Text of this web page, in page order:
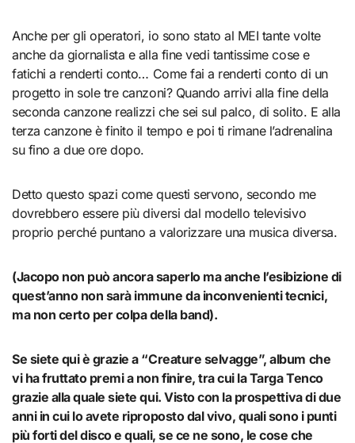
Anche per gli operatori, io sono stato al MEI tante volte
anche da giornalista e alla fine vedi tantissime cose e
fatichi a renderti conto… Come fai a renderti conto di un
progetto in sole tre canzoni? Quando arrivi alla fine della
seconda canzone realizzi che sei sul palco, di solito. E alla
terza canzone è finito il tempo e poi ti rimane l’adrenalina
su fino a due ore dopo.
Detto questo spazi come questi servono, secondo me
dovrebbero essere più diversi dal modello televisivo
proprio perché puntano a valorizzare una musica diversa.
(Jacopo non può ancora saperlo ma anche l’esibizione di
quest’anno non sarà immune da inconvenienti tecnici,
ma non certo per colpa della band).
Se siete qui è grazie a “Creature selvagge”, album che
vi ha fruttato premi a non finire, tra cui la Targa Tenco
grazie alla quale siete qui. Visto con la prospettiva di due
anni in cui lo avete riproposto dal vivo, quali sono i punti
più forti del disco e quali, se ce ne sono, le cose che